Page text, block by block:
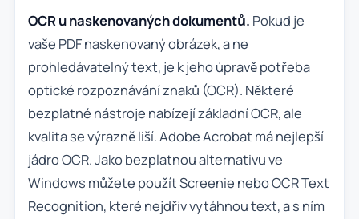
OCR u naskenovaných dokumentů. Pokud je
vaše PDF naskenovaný obrázek, a ne
prohledávatelný text, je k jeho úpravě potřeba
optické rozpoznávání znaků (OCR). Některé
bezplatné nástroje nabízejí základní OCR, ale
kvalita se výrazně liší. Adobe Acrobat má nejlepší
jádro OCR. Jako bezplatnou alternativu ve
Windows můžete použít Screenie nebo OCR Text
Recognition, které nejdřív vytáhnou text, a s ním